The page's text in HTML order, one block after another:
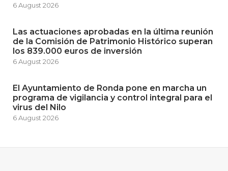
6 August 2026
Las actuaciones aprobadas en la última reunión
de la Comisión de Patrimonio Histórico superan
los 839.000 euros de inversión
6 August 2026
El Ayuntamiento de Ronda pone en marcha un
programa de vigilancia y control integral para el
virus del Nilo
6 August 2026